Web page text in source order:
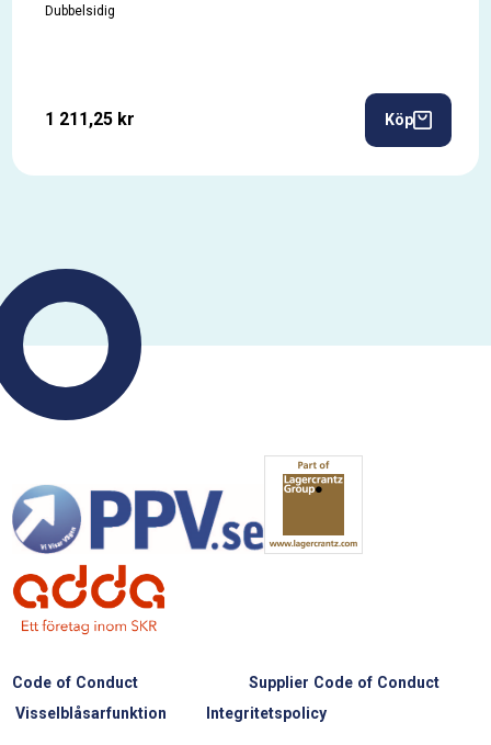
Dubbelsidig
1 211,25 kr Köp
Code of Conduct
Supplier Code of Conduct
Visselblåsarfunktion
Integritetspolicy